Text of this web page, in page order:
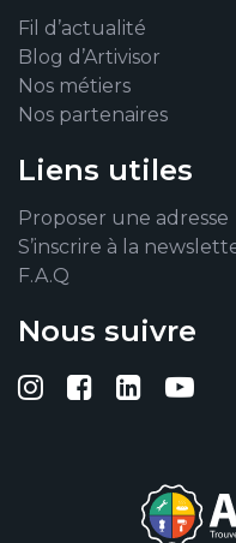
Fil d’actualité
Blog d’Artivisor
Nos métiers
Nos partenaires
Liens utiles
Proposer une adresse
S’inscrire à la
F.A.Q
Nous suivre
Suivez-nous
Suivez-